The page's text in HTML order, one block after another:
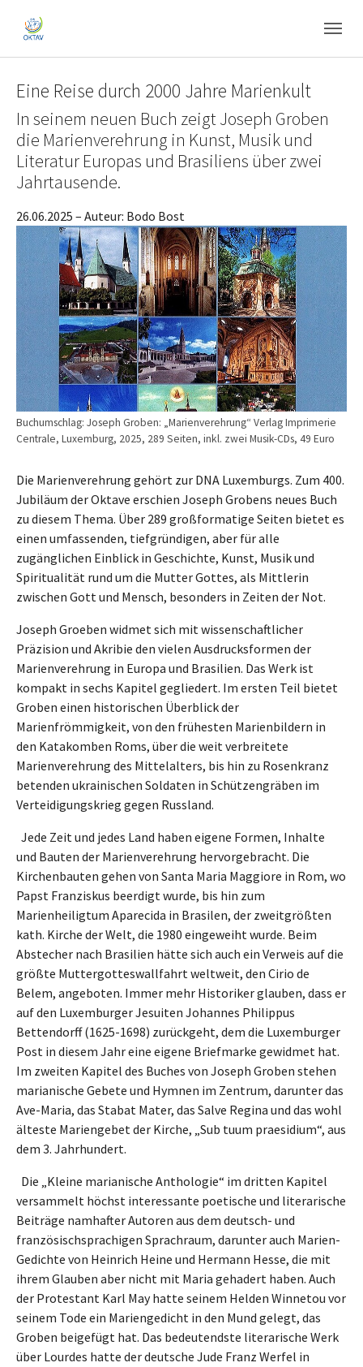
Buchumschlag: Joseph Groben: „Marienverehrung“ Verlag Imprimerie
Centrale, Luxemburg, 2025, 289 Seiten, inkl. zwei Musik-CDs, 49 Euro
Eine Reise durch 2000 Jahre Marienkult
In seinem neuen Buch zeigt Joseph Groben
die Marienverehrung in Kunst, Musik und
Literatur Europas und Brasiliens über zwei
Jahrtausende.
26.06.2025 – Auteur: Bodo Bost
Die Marienverehrung gehört zur DNA Luxemburgs. Zum 400.
Jubiläum der Oktave erschien Joseph Grobens neues Buch
zu diesem Thema. Über 289 großformatige Seiten bietet es
einen umfassenden, tiefgründigen, aber für alle
zugänglichen Einblick in Geschichte, Kunst, Musik und
Spiritualität rund um die Mutter Gottes, als Mittlerin
zwischen Gott und Mensch, besonders in Zeiten der Not.
Joseph Groeben widmet sich mit wissenschaftlicher
Präzision und Akribie den vielen Ausdrucksformen der
Marienverehrung in Europa und Brasilien. Das Werk ist
kompakt in sechs Kapitel gegliedert. Im ersten Teil bietet
Groben einen historischen Überblick der
Marienfrömmigkeit, von den frühesten Marienbildern in
den Katakomben Roms, über die weit verbreitete
Marienverehrung des Mittelalters, bis hin zu Rosenkranz
betenden ukrainischen Soldaten in Schützengräben im
Verteidigungskrieg gegen Russland.
Jede Zeit und jedes Land haben eigene Formen, Inhalte
und Bauten der Marienverehrung hervorgebracht. Die
Kirchenbauten gehen von Santa Maria Maggiore in Rom, wo
Papst Franziskus beerdigt wurde, bis hin zum
Marienheiligtum Aparecida in Brasilen, der zweitgrößten
kath. Kirche der Welt, die 1980 eingeweiht wurde. Beim
Abstecher nach Brasilien hätte sich auch ein Verweis auf die
größte Muttergotteswallfahrt weltweit, den Cirio de
Belem, angeboten. Immer mehr Historiker glauben, dass er
auf den Luxemburger Jesuiten Johannes Philippus
Bettendorff (1625-1698) zurückgeht, dem die Luxemburger
Post in diesem Jahr eine eigene Briefmarke gewidmet hat.
Im zweiten Kapitel des Buches von Joseph Groben stehen
marianische Gebete und Hymnen im Zentrum, darunter das
Ave-Maria, das Stabat Mater, das Salve Regina und das wohl
älteste Mariengebet der Kirche, „Sub tuum praesidium“, aus
dem 3. Jahrhundert.
Die „Kleine marianische Anthologie“ im dritten Kapitel
versammelt höchst interessante poetische und literarische
Beiträge namhafter Autoren aus dem deutsch- und
französischsprachigen Sprachraum, darunter auch Marien-
Gedichte von Heinrich Heine und Hermann Hesse, die mit
ihrem Glauben aber nicht mit Maria gehadert haben. Auch
der Protestant Karl May hatte seinem Helden Winnetou vor
seinem Tode ein Mariengedicht in den Mund gelegt, das
Groben beigefügt hat. Das bedeutendste literarische Werk
über Lourdes hatte der deutsche Jude Franz Werfel in